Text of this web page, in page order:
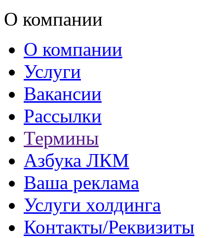
О компании
О компании
Услуги
Вакансии
Рассылки
Термины
Азбука ЛКМ
Ваша реклама
Услуги холдинга
Контакты/Реквизиты